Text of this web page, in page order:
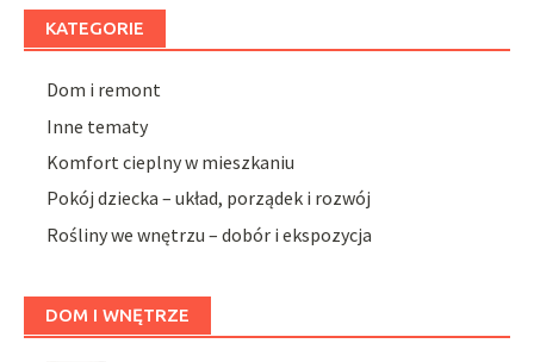
KATEGORIE
Dom i remont
Inne tematy
Komfort cieplny w mieszkaniu
Pokój dziecka – układ, porządek i rozwój
Rośliny we wnętrzu – dobór i ekspozycja
DOM I WNĘTRZE